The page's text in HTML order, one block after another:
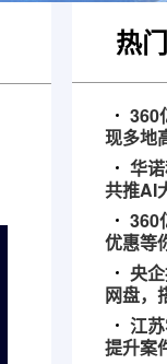
热
360
现多地
华
共推AI
360
优惠等
央
网盘，
江
提升案